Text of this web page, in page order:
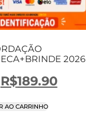
2026
R$189.90
AO CARRINHO